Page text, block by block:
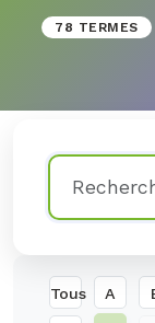
78 TERMES
Tous A